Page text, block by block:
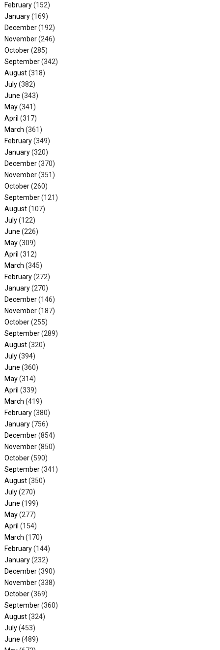
February(152)
January(169)
December(192)
November(246)
October(285)
September(342)
August(318)
July(382)
June (343)
May(341)
April (317)
March (361)
February(349)
January(320)
December(370)
November(351)
October(260)
September(121)
August(107)
July(122)
June (226)
May(309)
April (312)
March (345)
February(272)
January(270)
December(146)
November(187)
October(255)
September(289)
August(320)
July(394)
June (360)
May(314)
April (339)
March (419)
February(380)
January(756)
December(854)
November(850)
October(590)
September(341)
August(350)
July(270)
June (199)
May(277)
April (154)
March (170)
February(144)
January(232)
December(390)
November(338)
October(369)
September(360)
August(324)
July(453)
June (489)